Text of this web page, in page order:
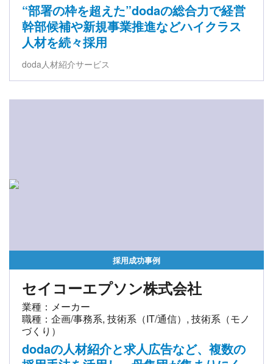
“部署の枠を超えた”dodaの総合力で経営
幹部候補や新規事業推進などハイクラス
人材を続々採用
doda人材紹介サービス
採用成功事例
セイコーエプソン株式会社
業種：メーカー
職種：企画/事務系, 技術系（IT/通信）, 技術系（モノ
づくり）
dodaの人材紹介と求人広告など、複数の